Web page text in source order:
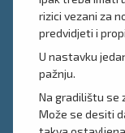
rizici vezani za
predvidjeti i
U nastavku
pažnju.
Na gradilištu se
Može se desiti